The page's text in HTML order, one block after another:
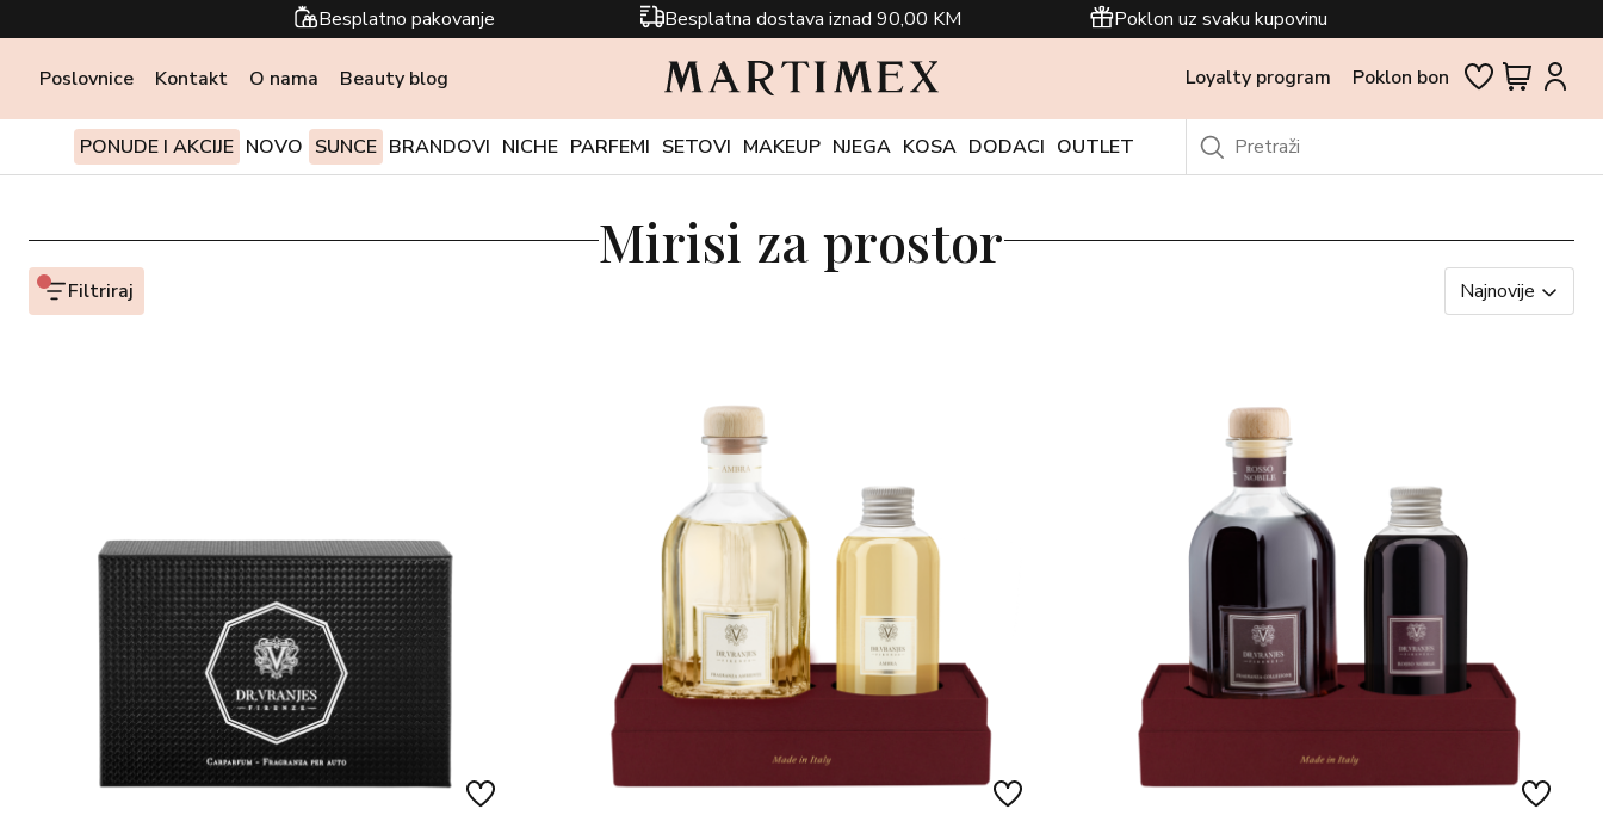
Besplatno pakovanje Besplatna dostava iznad 90,00 KM Poklon uz svaku kupovinu
Poslovnice Kontakt O nama Beauty blog Loyalty program Poklon bon
PONUDE I AKCIJE NOVO SUNCE BRANDOVI NICHE PARFEMI SETOVI MAKEUP NJEGA KOSA DODACI OUTLET
Mirisi za prostor
Filtriraj Najnovije